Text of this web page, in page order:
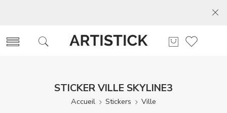
STICKER VILLE SKYLINE3
Accueil Stickers Ville